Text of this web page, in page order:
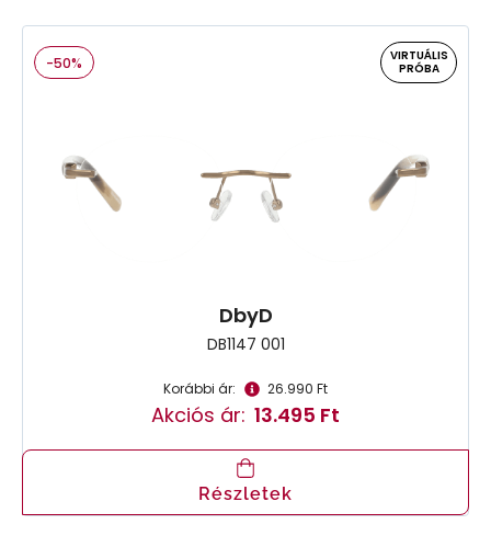
-50%
VIRTUÁLIS
PRÓBA
DbyD
DB1147 001
Korábbi ár: 26.990 Ft
Akciós ár: 13.495 Ft
Részletek